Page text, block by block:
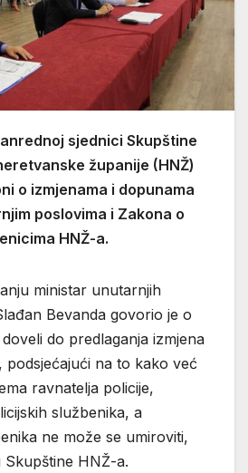
sjednici Skupštine
županije (HNŽ)
o izmjenama i dopunama
poslovima i Zakona o
HNŽ-a.
ministar unutarnjih
Bevanda govorio je o
do predlaganja izmjena
podsjećajući na to kako već
ravnatelja policije,
službenika, a
ne može se umiroviti,
HNŽ-a.